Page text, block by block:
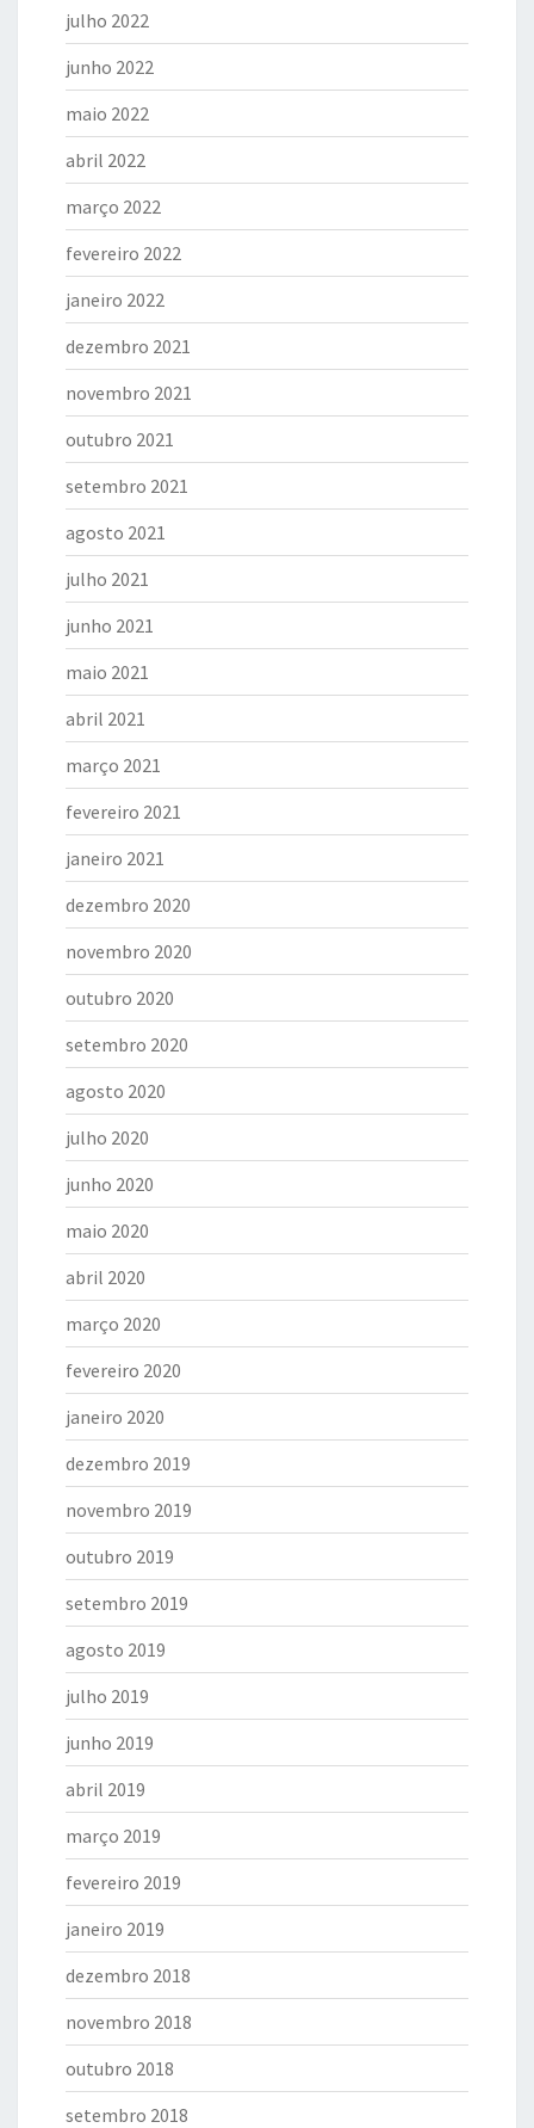
julho 2022
junho 2022
maio 2022
abril 2022
março 2022
fevereiro 2022
janeiro 2022
dezembro 2021
novembro 2021
outubro 2021
setembro 2021
agosto 2021
julho 2021
junho 2021
maio 2021
abril 2021
março 2021
fevereiro 2021
janeiro 2021
dezembro 2020
novembro 2020
outubro 2020
setembro 2020
agosto 2020
julho 2020
junho 2020
maio 2020
abril 2020
março 2020
fevereiro 2020
janeiro 2020
dezembro 2019
novembro 2019
outubro 2019
setembro 2019
agosto 2019
julho 2019
junho 2019
abril 2019
março 2019
fevereiro 2019
janeiro 2019
dezembro 2018
novembro 2018
outubro 2018
setembro 2018